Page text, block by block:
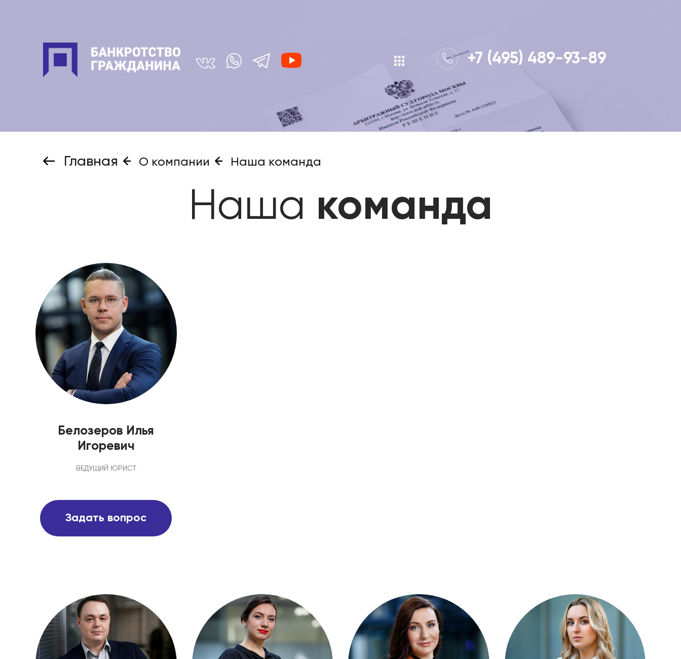
+7 (495) 489-93-89
Главная О компании Наша команда
Наша команда
Белозеров Илья
Игоревич
ВЕДУЩИЙ ЮРИСТ
Задать вопрос
Цены